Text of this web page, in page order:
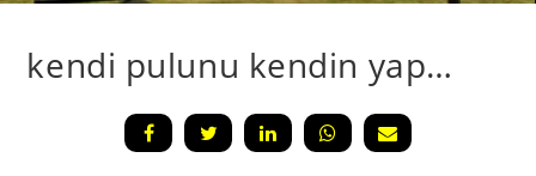
kendi pulunu kendin yap…